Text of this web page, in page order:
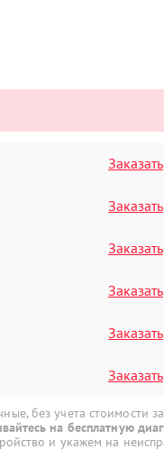
Заказать
Заказать
Заказать
Заказать
Заказать
Заказать
без учета стоимости
на бесплатную
и укажем на